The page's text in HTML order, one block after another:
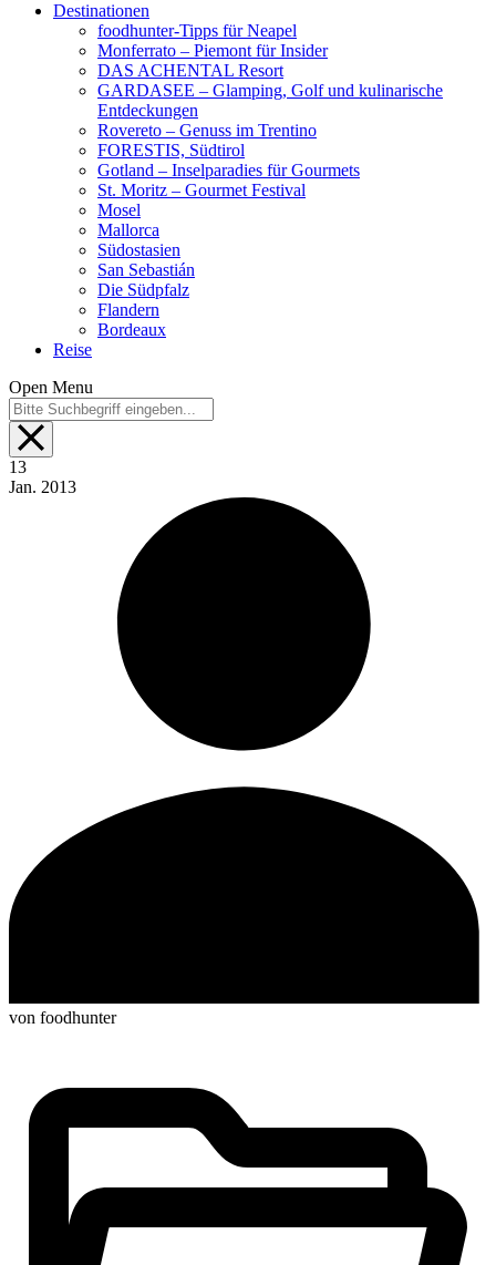
Destinationen
foodhunter-Tipps für Neapel
Monferrato – Piemont für Insider
DAS ACHENTAL Resort
GARDASEE – Glamping, Golf und kulinarische
Entdeckungen
Rovereto – Genuss im Trentino
FORESTIS, Südtirol
Gotland – Inselparadies für Gourmets
St. Moritz – Gourmet Festival
Mosel
Mallorca
Südostasien
San Sebastián
Die Südpfalz
Flandern
Bordeaux
Reise
Open Menu
13
Jan. 2013
von foodhunter